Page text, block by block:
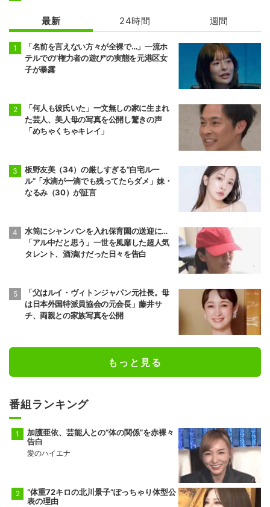
最新 24時間 週間
「名前を言えない方々が全裸で…」一流ホ
テルでの"権力者の遊び"の実態を元港区女
子が暴露
「何人も彼氏いた」一文無しの家に生まれ
た芸人、美人母の写真を公開し驚きの声
「めちゃくちゃキレイ」
板野友美（34）の厳しすぎる“自宅ルー
ル”「水滴が一滴でも残ってたらダメ」妹・
なるみ（30）が証言
水筒にシャンパンを入れ保育園の送迎に…
「アル中だと思う」一世を風靡した超人気
タレント、酒漬けだった日々を告白
「父はルイ・ヴィトンジャパン元社長。母
は日本外国特派員協会の元会長」藤井サ
チ、両親との家族写真を公開
もっと見る
番組ランキング
加護亜依、芸能人との“体の関係”を赤裸々
告白
愛のハイエナ
“体重72キロの北川景子”ぽっちゃり体型公
表の理由